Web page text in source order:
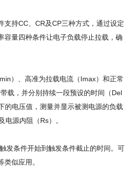
支持CC 、CR及CP三种方式，通过设定
容量四种条件让电子负载停止拉载，确
）、高准为拉载电流（Imax）和正常
载，并分别持续一段预设的时间（Del
的电压值，测量并显示被测电源的负载
电源内阻（Rs）。
发条件开始到触发条件截止的时间。可
似应用。